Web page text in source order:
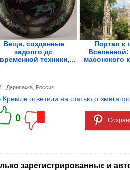
Вещи, созданные
задолго до
техники,...
Портал к
Вселенной:
масонского
Дерипаска Россия
Кремле ответили на статью о
0
зарегистрированные и